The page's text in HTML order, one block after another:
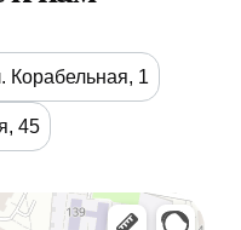
Корабельная, 1
45